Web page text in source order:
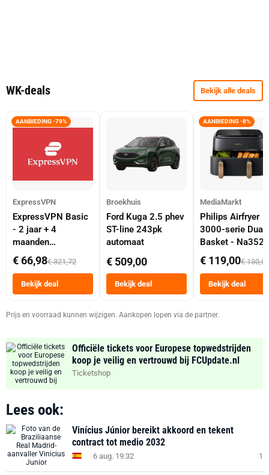
WK-deals Bekijk alle deals
AANBIEDING -79%
ExpressVPN
ExpressVPN Basic
- 2 jaar + 4
maanden
abonnement
€ 66,98€ 321,72
Bekijk deal
Broekhuis
Ford Kuga 2.5 phev
ST-line 243pk
automaat
€ 509,00
Bekijk deal
AANBIEDING -8%
MediaMarkt
Philips Airfryer
3000-serie Dual
Basket -
Dubbele Mand 9
Tot 6 Personen
Heteluchtfriteuse
Zwart
€ 119,00€ 130,00
Bekijk deal
Prijs en voorraad kunnen wijzigen. Aankopen lopen via de partner.
Officiële tickets voor Europese topwedstrijden
koop je veilig en vertrouwd bij FCUpdate.nl
Ticketshop
Lees ook:
Vinícius Júnior bereikt akkoord en tekent
contract tot medio 2032
6 aug. 19:32 1